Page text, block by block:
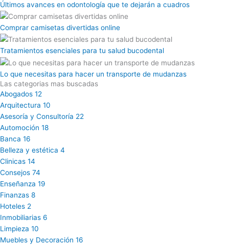
Últimos avances en odontología que te dejarán a cuadros
Comprar camisetas divertidas online
Tratamientos esenciales para tu salud bucodental
Lo que necesitas para hacer un transporte de mudanzas
Las categorias mas buscadas
Abogados 12
Arquitectura 10
Asesoría y Consultoría 22
Automoción 18
Banca 16
Belleza y estética 4
Clinicas 14
Consejos 74
Enseñanza 19
Finanzas 8
Hoteles 2
Inmobiliarias 6
Limpieza 10
Muebles y Decoración 16